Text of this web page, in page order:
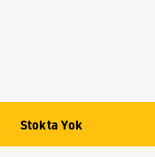
Stokta Yok